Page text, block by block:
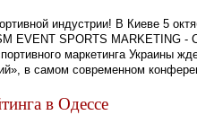
индустрии! В Киеве 5
EVENT SPORTS MARKETING -
маркетинга Украины
в самом современном
в Одессе